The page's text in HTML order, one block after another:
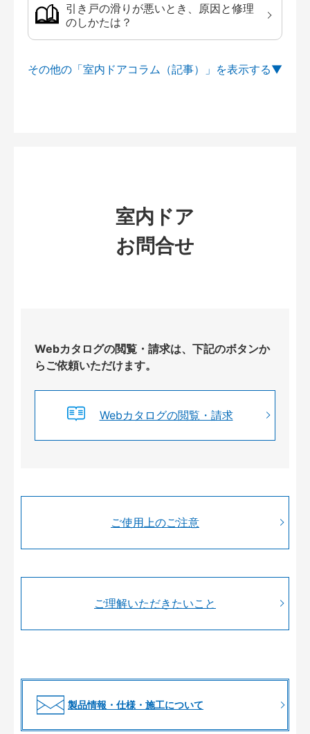
引き戸の滑りが悪いとき、原因と修理
のしかたは？
その他の「室内ドアコラム（記事）」を
室内ドア
お問合せ
Webカタログの閲覧・請求は、下記のボタンか
らご依頼いただけます。
Webカタログの閲覧・請求
ご使用上のご注意
ご理解いただきたいこと
製品情報・仕様・施工について